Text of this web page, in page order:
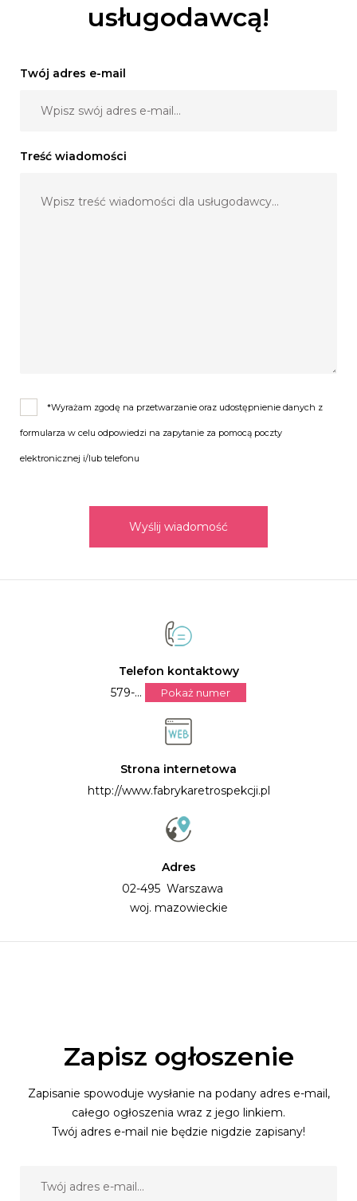
usługodawcą!
Twój adres e-mail
Treść wiadomości
*Wyrażam zgodę na przetwarzanie oraz udostępnienie danych z
formularza w celu odpowiedzi na zapytanie za pomocą poczty
elektronicznej i/lub telefonu
Wyślij wiadomość
Telefon kontaktowy
579-...
Pokaż numer
Strona internetowa
http://www.fabrykaretrospekcji.pl
Adres
02-495 Warszawa
woj. mazowieckie
Zapisz ogłoszenie
Zapisanie spowoduje wysłanie na podany adres e-mail,
całego ogłoszenia wraz z jego linkiem.
Twój adres e-mail nie będzie nigdzie zapisany!